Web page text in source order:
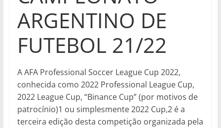
ARGENTINO DE
FUTEBOL 21/22
A AFA Professional Soccer League Cup 2022,
conhecida como 2022 Professional League Cup,
2022 League Cup, “Binance Cup” (por motivos de
patrocínio)1 ou simplesmente 2022 Cup,2 é a
terceira edição desta competição organizada pela